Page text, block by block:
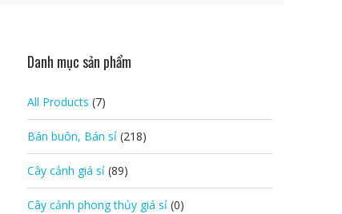
Danh mục sản phẩm
All Products (7)
Bán buôn, Bán sỉ (218)
Cây cảnh giá sỉ (89)
Cây cảnh phong thủy giá sỉ (0)